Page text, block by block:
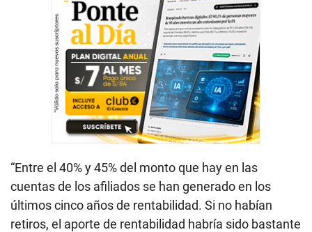
“Entre el 40% y 45% del monto que hay en las
cuentas de los afiliados se han generado en los
últimos cinco años de rentabilidad. Si no habían
retiros, el aporte de rentabilidad habría sido bastante